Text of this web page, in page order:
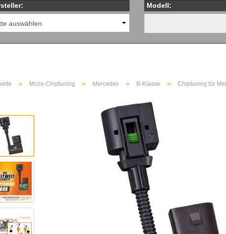
Modell:
» Micro-Chiptuning » Mercedes » B-Klasse » Chiptuning für